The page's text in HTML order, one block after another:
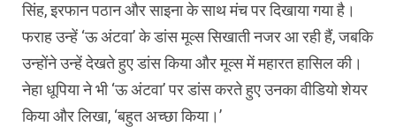
सिंह, इरफान पठान और साइना के साथ मंच पर दिखाया गया है।
फराह उन्हें ‘ऊ अंटवा’ के डांस मूव्स सिखाती नजर आ रही हैं, जबकि
उन्होंने उन्हें देखते हुए डांस किया और मूव्स में महारत हासिल की।
नेहा धूपिया ने भी ‘ऊ अंटवा’ पर डांस करते हुए उनका वीडियो शेयर
किया और लिखा, ‘बहुत अच्छा किया।’